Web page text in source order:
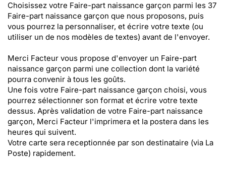
Choisissez votre Faire-part naissance garçon parmi les 37
Faire-part naissance garçon que nous proposons, puis
vous pourrez la personnaliser, et écrire votre texte (ou
utiliser un de nos modèles de textes) avant de l'envoyer.
Merci Facteur vous propose d'envoyer un Faire-part
naissance garçon parmi une collection dont la variété
pourra convenir à tous les goûts.
Une fois votre Faire-part naissance garçon choisi, vous
pourrez sélectionner son format et écrire votre texte
dessus. Après validation de votre Faire-part naissance
garçon, Merci Facteur l'imprimera et la postera dans les
heures qui suivent.
Votre carte sera receptionnée par son destinataire (via La
Poste) rapidement.